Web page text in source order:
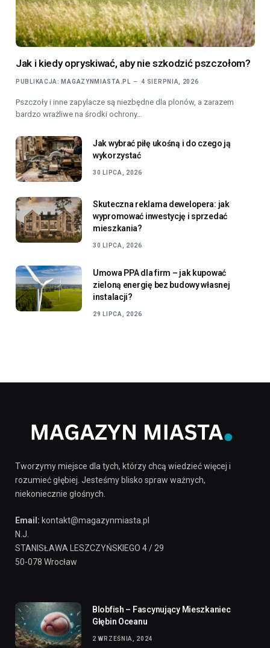
Jak i kiedy opryskiwać, aby nie szkodzić pszczołom?
PUBLIKACJA: MAGAZYNMIASTA.PL 4 SIERPNIA, 2026
Pszczoły i inne zapylacze są niezbędne dla plonów, a zarazem
bardzo wrażliwe na środki ochrony…
Jak wybrać piłę ukośną i do czego ją
wykorzystać
30 LIPCA, 2026
Skuteczna reklama dewelopera: jak
wypromować inwestycję i sprzedać
mieszkania?
30 LIPCA, 2026
Umowa PPA dla firm – jak kupować
zieloną energię bez budowy własnej
instalacji?
29 LIPCA, 2026
Tworzymy miejsce dla tych, którzy chcą wiedzieć więcej i
rozumieć głębiej. Jesteśmy blisko spraw ważnych,
niekoniecznie głośnych.
Email: kontakt@magazynmiasta.pl
N.J.
STANISŁAWA LESZCZYŃSKIEGO 4 / 29
50-078 Wrocław
Blobfish – Fascynujący Mieszkaniec
Głębin Oceanu
2 WRZEŚNIA, 2024